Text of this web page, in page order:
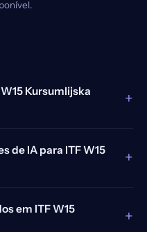
Kursumlijska
+
de IA para ITF W15
+
em ITF W15
+